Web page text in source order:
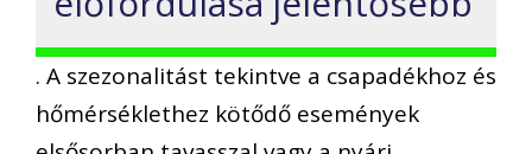
. A szezonalitást tekintve a csapadékhoz és
hőmérséklethez kötődő események